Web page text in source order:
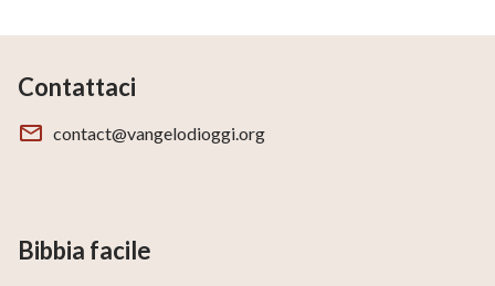
Contattaci
contact@vangelodioggi.org
Bibbia facile